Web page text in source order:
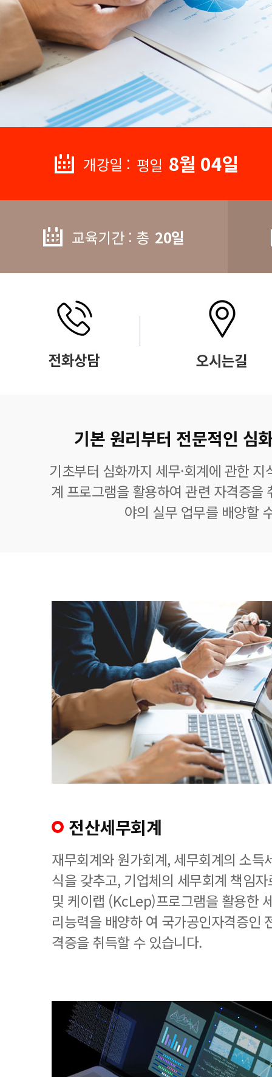
개강일 : 평일 8월 04일
교육기간 : 총 20일
기본 원리부터 전문적인 심
기초부터 심화까지 세무·회계에 관한
계 프로그램을 활용하여 관련 자격증을
야의 실무 업무를 배양할
전산세무회계
재무회계와 원가회계, 세무회계의 소득
식을 갖추고, 기업체의 세무회계 책임
및 케이랩 (KcLep)프로그램을 활용한
리능력을 배양하 여 국가공인자격증인
격증을 취득할 수 있습니다.